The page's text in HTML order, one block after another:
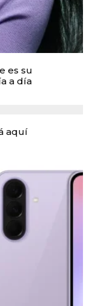
es su
a día
aquí